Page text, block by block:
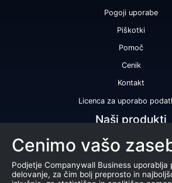
Pogoji uporabe
Piškotki
Pomoč
Cenik
Kontakt
Licenca za uporabo
Naši produkti
Bonitetna ocena
Bonitetno poročilo
Certifikat bonitetne
Cenimo vašo
Podjetje Companywall Business uporablja
delovanje, za čim bolj preprosto in